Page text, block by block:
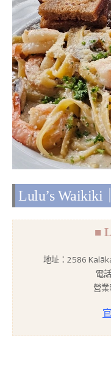
Lulu’s Waikiki
■
地址：2586
電
營